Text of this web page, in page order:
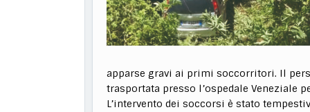
apparse gravi ai primi soccorritori. Il
trasportata presso l’ospedale Veneziale
L’intervento dei soccorsi è stato